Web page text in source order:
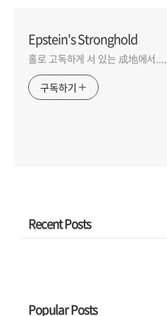
Epstein's Stronghold
홀로 고독하게 서 있는 成地에서....
구독하기
Recent Posts
Popular Posts